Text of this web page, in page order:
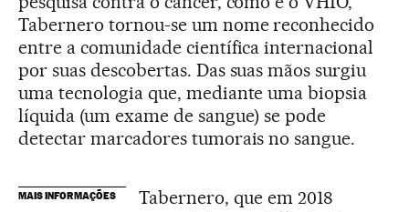
Tabernero tornou-se um nome reconhecido
entre a comunidade científica internacional
por suas descobertas. Das suas mãos surgiu
uma tecnologia que, mediante uma biopsia
líquida (um exame de sangue) se pode
detectar marcadores tumorais no sangue.
MAIS INFORMAÇÕES
Tabernero, que em 2018